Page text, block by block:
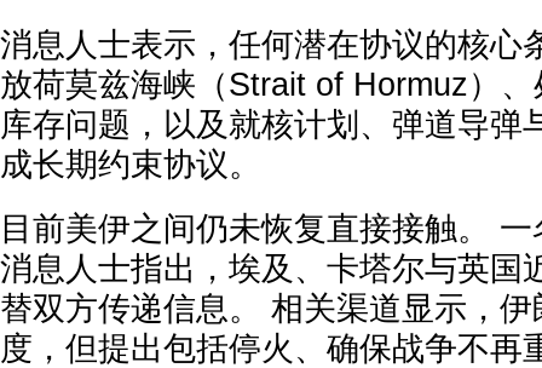
消息人士表示，任何潜在协议的核心
放荷莫兹海峡（Strait of Hormuz）
库存问题，以及就核计划、弹道导弹
成长期约束协议。
目前美伊之间仍未恢复直接接触。
消息人士指出，埃及、卡塔尔与英国
替双方传递信息。 相关渠道显示，
度，但提出包括停火、确保战争不再